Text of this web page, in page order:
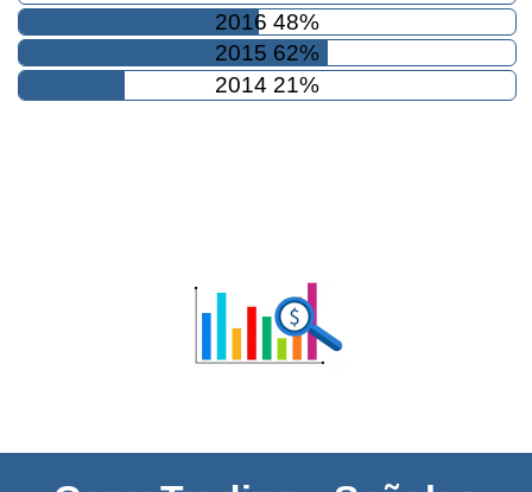
2016 48%
2015 62%
2014 21%